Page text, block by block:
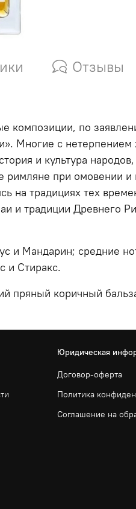
Отзывы
композиции, по
Многие с
и культура
при омовении
на традициях тех
и традиции Древнего
и Мандарин; средние
и Стиракс.
пряный коричный
Юридическая
Договор-оферта
Политика
Соглашение на